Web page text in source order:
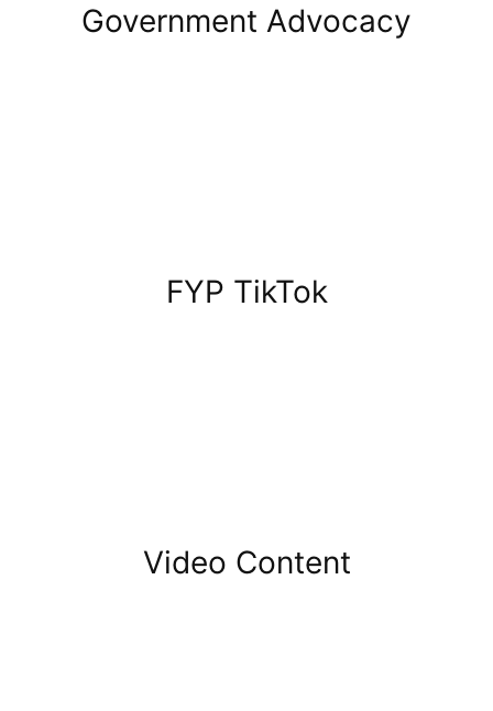
Government Advocacy
FYP TikTok
Video Content